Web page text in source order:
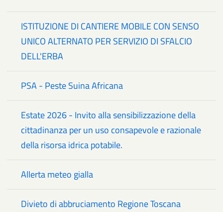
ISTITUZIONE DI CANTIERE MOBILE CON SENSO
UNICO ALTERNATO PER SERVIZIO DI SFALCIO
DELL'ERBA
PSA - Peste Suina Africana
Estate 2026 - Invito alla sensibilizzazione della
cittadinanza per un uso consapevole e razionale
della risorsa idrica potabile.
Allerta meteo gialla
Divieto di abbruciamento Regione Toscana